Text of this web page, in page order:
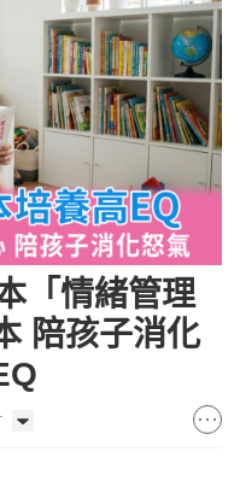
「情緒管理
陪孩子消化